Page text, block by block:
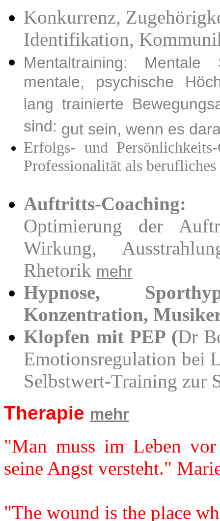
Konkurrenz,
Identifikation,
Mentaltraining:
mentale, psychische
lang trainierte
sind: gut sein, wenn es
Erfolgs- und
Professionalität als
Auftritts-Coaching:
Optimierung der
Wirkung,
Rhetorik mehr
Hypnose,
Konzentration,
Klopfen mit PEP (Dr
Emotionsregulation bei
Selbstwert-Training zur
Therapie mehr
"Man muss im Leben
seine Angst versteht."
"The wound is the place